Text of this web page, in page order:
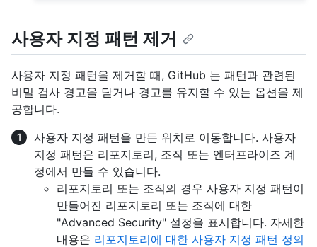
사용자 지정 패턴 제거
사용자 지정 패턴을 제거할 때, GitHub 는 패턴과 관련된
비밀 검사 경고을 닫거나 경고를 유지할 수 있는 옵션을 제
공합니다.
사용자 지정 패턴을 만든 위치로 이동합니다. 사용자
지정 패턴은 리포지토리, 조직 또는 엔터프라이즈 계
정에서 만들 수 있습니다.
리포지토리 또는 조직의 경우 사용자 지정 패턴이
만들어진 리포지토리 또는 조직에 대한
"Advanced Security" 설정을 표시합니다. 자세한
내용은 리포지토리에 대한 사용자 지정 패턴 정의